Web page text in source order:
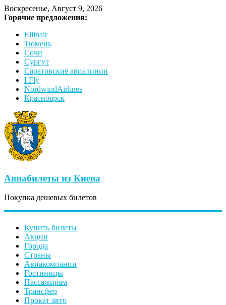
Воскресенье, Август 9, 2026
Горячие предложения:
Ellinair
Тюмень
Сочи
Сургут
Саратовские авиалинии
I Fly
NordwindAirlines
Красноярск
Авиабилеты из Киева
Покупка дешевых билетов
Купить билеты
Акции
Города
Страны
Авиакомпании
Гостиницы
Пассажирам
Трансфер
Прокат авто